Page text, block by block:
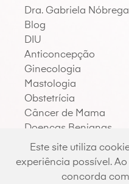
Este site utiliza
experiência possível.
concorda
Dra. Gabriela Nóbrega
Blog
DIU
Anticoncepção
Ginecologia
Mastologia
Obstetrícia
Câncer de Mama
Doenças Benignas
Contato